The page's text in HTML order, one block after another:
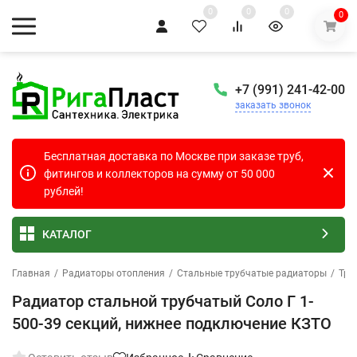
0 0 0 0
+7 (991) 241-42-00
заказать звонок
Бесплатная доставка по Москве при заказе труб,
фитингов и коллекторов на сумму от 50 000
рублей!
КАТАЛОГ
Главная / Радиаторы отопления / Стальные трубчатые радиаторы /
Радиатор стальной трубчатый Соло Г 1-
500-39 секций, нижнее подключение КЗТО